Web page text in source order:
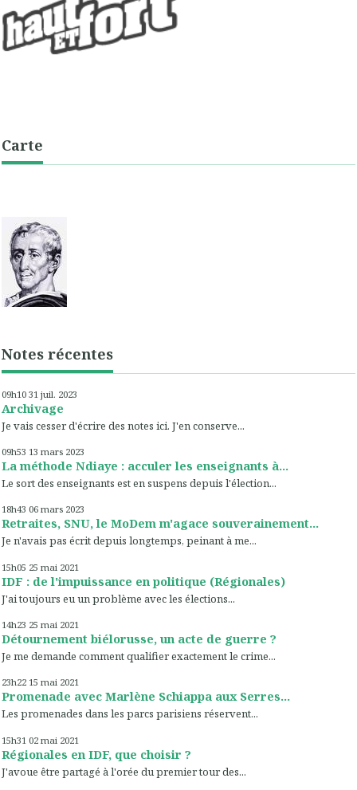
Carte
Notes récentes
09h10 31 juil. 2023
Archivage
Je vais cesser d'écrire des notes ici. J'en conserve...
09h53 13 mars 2023
La méthode Ndiaye : acculer les enseignants à...
Le sort des enseignants est en suspens depuis l'élection...
18h43 06 mars 2023
Retraites, SNU, le MoDem m'agace souverainement...
Je n'avais pas écrit depuis longtemps, peinant à me...
15h05 25 mai 2021
IDF : de l'impuissance en politique (Régionales)
J'ai toujours eu un problème avec les élections...
14h23 25 mai 2021
Détournement biélorusse, un acte de guerre ?
Je me demande comment qualifier exactement le crime...
23h22 15 mai 2021
Promenade avec Marlène Schiappa aux Serres...
Les promenades dans les parcs parisiens réservent...
15h31 02 mai 2021
Régionales en IDF, que choisir ?
J'avoue être partagé à l'orée du premier tour des...